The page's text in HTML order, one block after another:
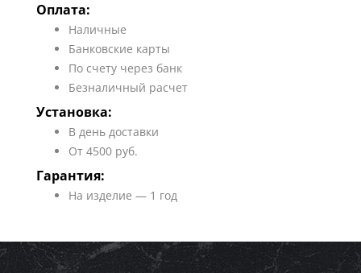
Оплата:
Наличные
Банковские карты
По счету через банк
Безналичный расчет
Установка:
В день доставки
От 4500 руб.
Гарантия:
На изделие — 1 год